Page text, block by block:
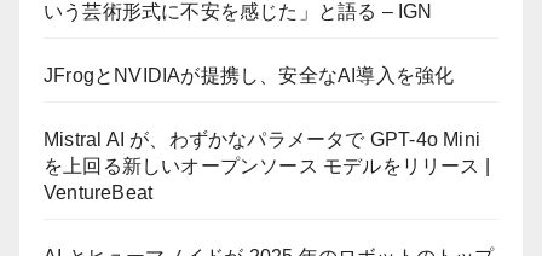
いう芸術形式に不安を感じた」と語る – IGN
JFrogとNVIDIAが提携し、安全なAI導入を強化
Mistral AI が、わずかなパラメータで GPT-4o Mini
を上回る新しいオープンソース モデルをリリース |
VentureBeat